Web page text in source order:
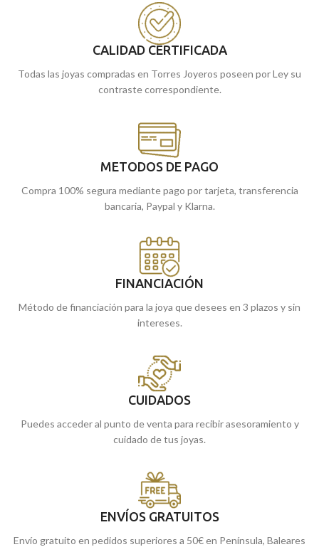
joya perfecta que estabas buscando.
en nuestras tiendas
cómpralaonline y te
tiendas de Málaga, o comprarla
online y te la enviamos a casa.
CALIDAD CERTIFICADA
Todas las joyas compradas en Torres Joyeros poseen por Ley su
contraste correspondiente.
METODOS DE PAGO
Compra 100% segura mediante pago por tarjeta, transferencia
bancaria, Paypal y Klarna.
FINANCIACIÓN
Método de financiación para la joya que desees en 3 plazos y sin
intereses.
CUIDADOS
Puedes acceder al punto de venta para recibir asesoramiento y
cuidado de tus joyas.
ENVÍOS GRATUITOS
Envío gratuito en pedidos superiores a 50€ en Península, Baleares